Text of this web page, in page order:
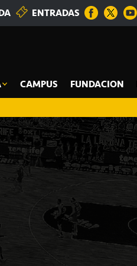
ENTRADAS
CAMPUS FUNDACION